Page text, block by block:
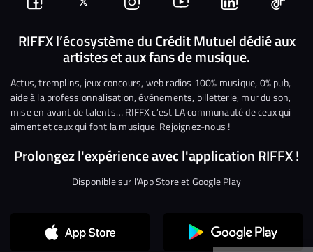
Continuer sans accepter
Suivez-
nous
Facebook
Suivez-
nous
sur
Twitter
Nous
rejoindre
sur
Instagram
Nous
rejoindre
sur
YouTube
Nous
rejoindre
sur
Linkedin
Nous
RIFFX l’écosystème du Crédit Mutuel dédié aux
artistes et aux fans de musique.
Actus, tremplins, jeux concours, web radios 100% musique, 0% pub,
aide à la professionnalisation, événements, billetterie, mur du son,
mise en avant de talents… RIFFX c’est LA communauté de ceux qui
aiment et ceux qui font la musique. Rejoignez-nous !
Prolongez l'expérience avec l'application RIFFX !
Disponible sur l'App Store et Google Play